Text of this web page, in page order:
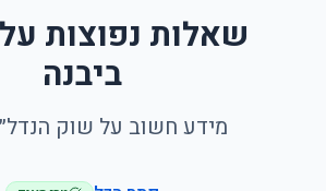
שאלות נפוצות
ביבנה
מידע חשוב על שוק